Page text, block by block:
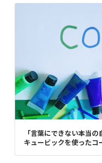
「言葉にできない本当
キュービックを使ったコ